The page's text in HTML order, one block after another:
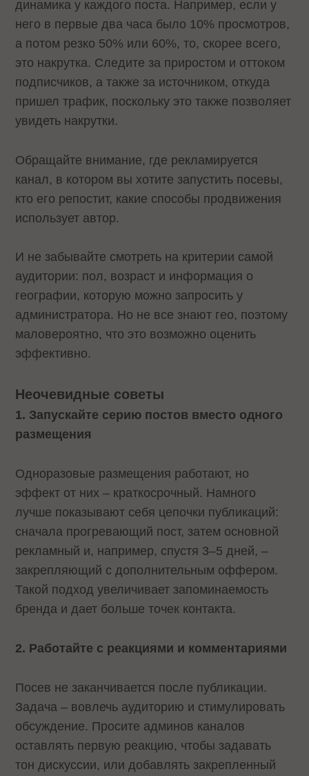
динамика у каждого поста. Например, если у
него в первые два часа было 10% просмотров,
а потом резко 50% или 60%, то, скорее всего,
это накрутка. Следите за приростом и оттоком
подписчиков, а также за источником, откуда
пришел трафик, поскольку это также позволяет
увидеть накрутки.
Обращайте внимание, где рекламируется
канал, в котором вы хотите запустить посевы,
кто его репостит, какие способы продвижения
использует автор.
И не забывайте смотреть на критерии самой
аудитории: пол, возраст и информация о
географии, которую можно запросить у
администратора. Но не все знают гео, поэтому
маловероятно, что это возможно оценить
эффективно.
Неочевидные советы
1. Запускайте серию постов вместо одного
размещения
Одноразовые размещения работают, но
эффект от них – краткосрочный. Намного
лучше показывают себя цепочки публикаций:
сначала прогревающий пост, затем основной
рекламный и, например, спустя 3–5 дней, –
закрепляющий с дополнительным оффером.
Такой подход увеличивает запоминаемость
бренда и дает больше точек контакта.
2. Работайте с реакциями и комментариями
Посев не заканчивается после публикации.
Задача – вовлечь аудиторию и стимулировать
обсуждение. Просите админов каналов
оставлять первую реакцию, чтобы задавать
тон дискуссии, или добавлять закрепленный